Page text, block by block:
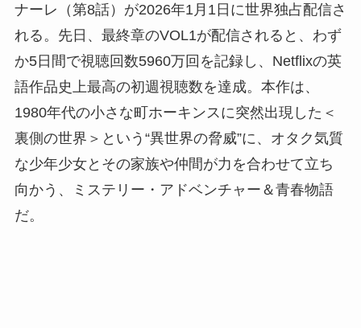
ナーレ（第8話）が2026年1月1日に世界独占配信さ
れる。先日、最終章のVOL1が配信されると、わず
か5日間で視聴回数5960万回を記録し、Netflixの英
語作品史上最高の初週視聴数を達成。本作は、
1980年代の小さな町ホーキンスに突然出現した＜
裏側の世界＞という“異世界の脅威”に、オタク気質
な少年少女とその家族や仲間が力を合わせて立ち
向かう、ミステリー・アドベンチャー＆青春物語
だ。